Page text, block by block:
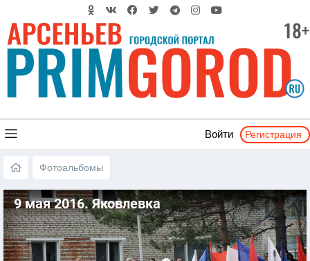
Войти Регистрация
Фотоальбомы
9 мая 2016. Яковлевка